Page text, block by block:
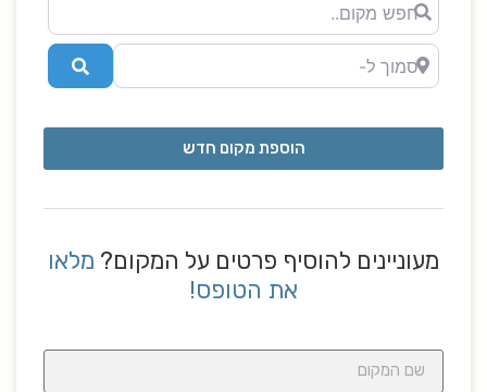
מקום..
סמוך ל-
הוספת מקום חדש
מעוניינים להוסיף פרטים על המקום? מלאו
את הטופס!